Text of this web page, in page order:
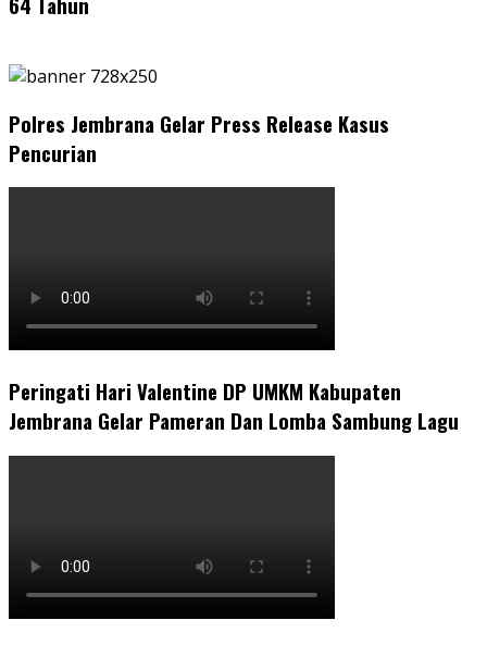
Polres Jembrana Gelar Press Release Kasus
Pencurian
Peringati Hari Valentine DP UMKM Kabupaten
Jembrana Gelar Pameran Dan Lomba Sambung Lagu